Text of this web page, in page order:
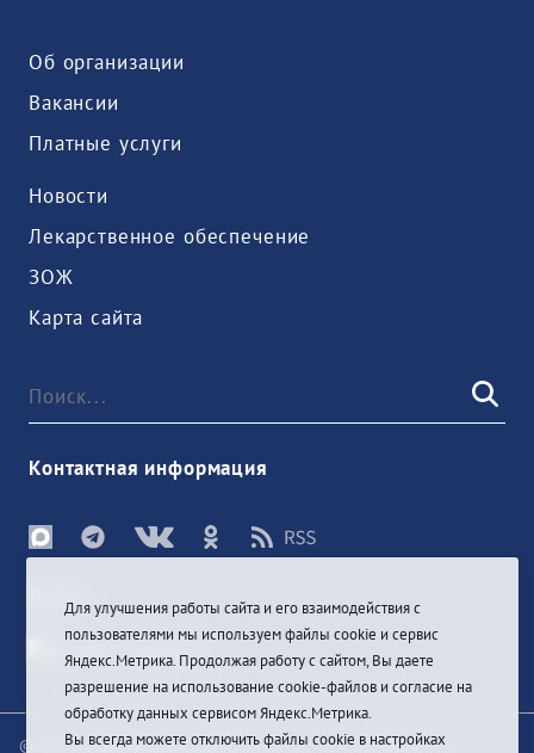
Об организации
Вакансии
Платные услуги
Новости
Лекарственное обеспечение
ЗОЖ
Карта сайта
Контактная информация
Войти
© При цитировании информации с сайта ссылка на
Для улучшения работы сайта и его взаимодействия с
пользователями мы используем файлы cookie и сервис
Яндекс.Метрика. Продолжая работу с сайтом, Вы даете
разрешение на использование cookie-файлов и согласие на
обработку данных сервисом Яндекс.Метрика.
Вы всегда можете отключить файлы cookie в настройках